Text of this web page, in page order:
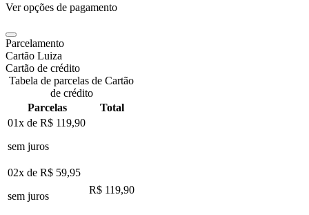
Ver opções de pagamento
Parcelamento
Cartão Luiza
Cartão de crédito
Tabela de parcelas de Cartão
de crédito
Parcelas
Total
01x de R$ 119,90
sem juros
02x de R$ 59,95
sem juros
R$ 119,90